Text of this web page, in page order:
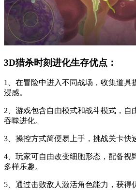
3D猎杀时刻进化生存优点：
1、在冒险中进入不同战场，收集道具
浸感。
2、游戏包含自由模式和战斗模式，自
吞噬进化。
3、操控方式简便易上手，挑战关卡快
4、玩家可自由改变细胞形态，配备视
多样乐趣。
5、通过击败敌人激活角色能力，获得